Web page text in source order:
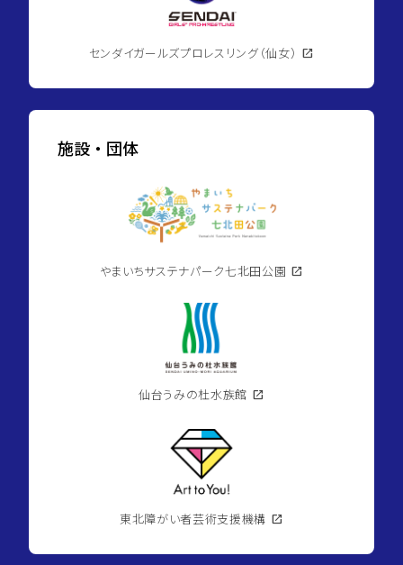
センダイガールズプロレスリング（仙女） open_in_new
施設・団体
やまいちサステナパーク七北田公園 open_in_new
仙台うみの杜水族館 open_in_new
東北障がい者芸術支援機構 open_in_new